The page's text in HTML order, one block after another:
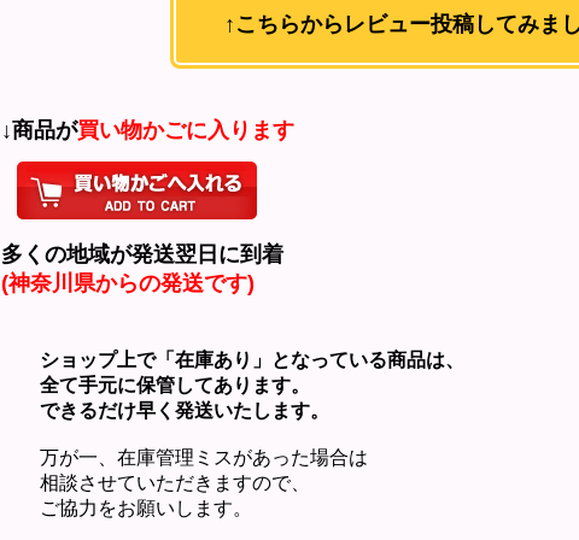
↑こちらからレビュー投稿してみま
↓商品が買い物かごに入ります
多くの地域が発送翌日に到着
(神奈川県からの発送です)
ショップ上で「在庫あり」となっている商品は、
全て手元に保管してあります。
できるだけ早く発送いたします。
万が一、在庫管理ミスがあった場合は
相談させていただきますので、
ご協力をお願いします。